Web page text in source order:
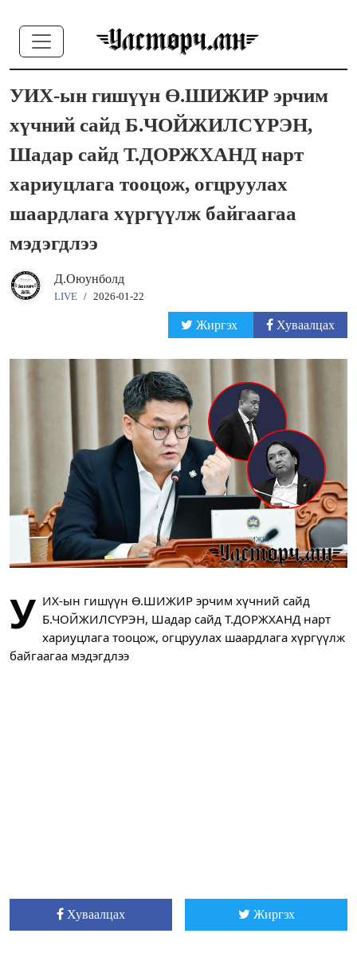
УИХ-ын гишүүн Ө.ШИЖИР эрчим
хүчний сайд Б.ЧОЙЖИЛСҮРЭН,
Шадар сайд Т.ДОРЖХАНД нарт
хариуцлага тооцож, огцруулах
шаардлага хүргүүлж байгаагаа
мэдэгдлээ
Д.Оюунболд
LIVE / 2026-01-22
Жиргэх Хуваалцах
У ИХ-ын гишүүн Ө.ШИЖИР эрчим хүчний сайд
Б.ЧОЙЖИЛСҮРЭН, Шадар сайд Т.ДОРЖХАНД нарт
хариуцлага тооцож, огцруулах шаардлага хүргүүлж
байгаагаа мэдэгдлээ
Хуваалцах Жиргэх